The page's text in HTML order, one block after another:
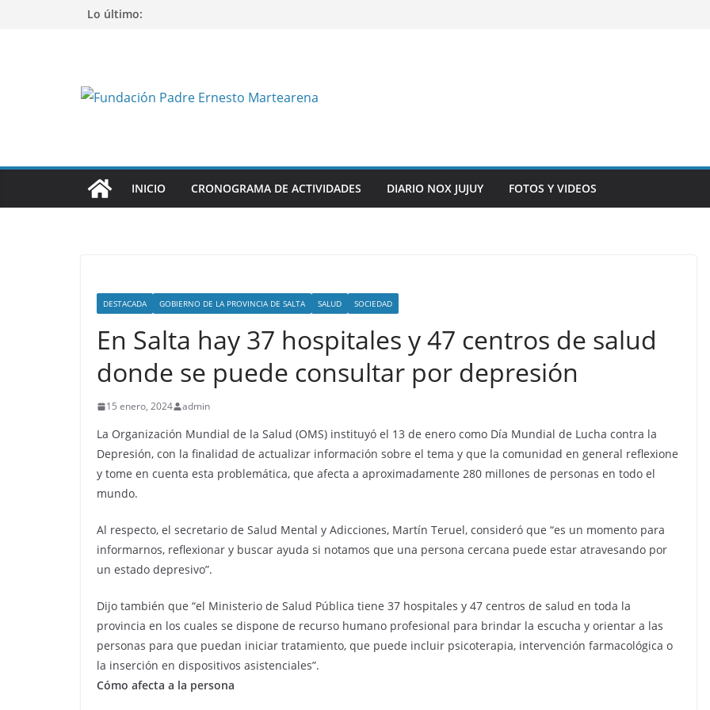
Lo último:
INICIO CRONOGRAMA DE ACTIVIDADES DIARIO NOX JUJUY FOTOS Y VIDEOS
DESTACADA GOBIERNO DE LA PROVINCIA DE SALTA SALUD SOCIEDAD
En Salta hay 37 hospitales y 47 centros de salud
donde se puede consultar por depresión
15 enero, 2024 admin
La Organización Mundial de la Salud (OMS) instituyó el 13 de enero como Día Mundial de Lucha contra la
Depresión, con la finalidad de actualizar información sobre el tema y que la comunidad en general reflexione
y tome en cuenta esta problemática, que afecta a aproximadamente 280 millones de personas en todo el
mundo.
Al respecto, el secretario de Salud Mental y Adicciones, Martín Teruel, consideró que “es un momento para
informarnos, reflexionar y buscar ayuda si notamos que una persona cercana puede estar atravesando por
un estado depresivo”.
Dijo también que “el Ministerio de Salud Pública tiene 37 hospitales y 47 centros de salud en toda la
provincia en los cuales se dispone de recurso humano profesional para brindar la escucha y orientar a las
personas para que puedan iniciar tratamiento, que puede incluir psicoterapia, intervención farmacológica o
la inserción en dispositivos asistenciales”.
Cómo afecta a la persona